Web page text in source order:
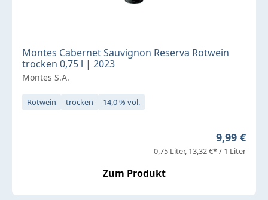
Montes Cabernet Sauvignon Reserva Rotwein
trocken 0,75 l | 2023
Montes S.A.
Rotwein trocken 14,0 % vol.
Regulärer
9,99 €
0,75 Liter 13,32 €* / 1 Liter
Zum Produkt